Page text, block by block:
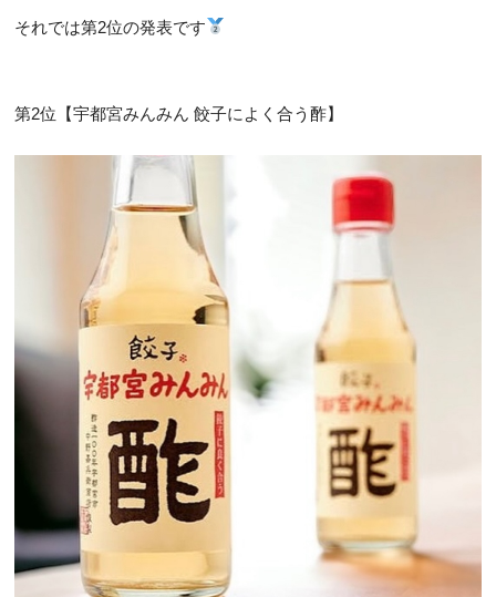
それでは第2位の発表です
第2位【宇都宮みんみん 餃子によく合う酢】